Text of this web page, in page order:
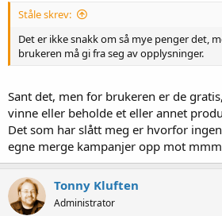
Ståle skrev:
Det er ikke snakk om så mye penger det,
brukeren må gi fra seg av opplysninger.
Sant det, men for brukeren er de
vinne eller beholde et eller annet
Det som har slått meg er hvorfor
egne merge kampanjer opp mot
Tonny Kluften
Administrator